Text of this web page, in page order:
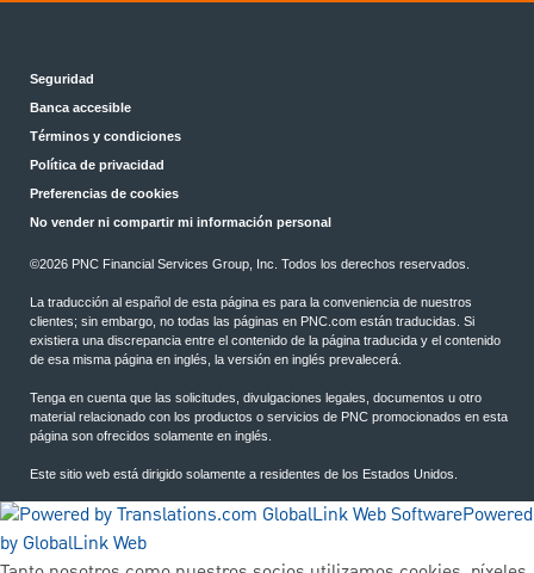
Seguridad
Banca accesible
Términos y condiciones
Política de privacidad
Preferencias de cookies
No vender ni compartir mi información personal
©2026 PNC Financial Services Group, Inc. Todos los derechos reservados.
La traducción al español de esta página es para la conveniencia de nuestros
clientes; sin embargo, no todas las páginas en PNC.com están traducidas. Si
existiera una discrepancia entre el contenido de la página traducida y el contenido
de esa misma página en inglés, la versión en inglés prevalecerá.
Tenga en cuenta que las solicitudes, divulgaciones legales, documentos u otro
material relacionado con los productos o servicios de PNC promocionados en esta
página son ofrecidos solamente en inglés.
Este sitio web está dirigido solamente a residentes de los Estados Unidos.
Powered
by GlobalLink Web